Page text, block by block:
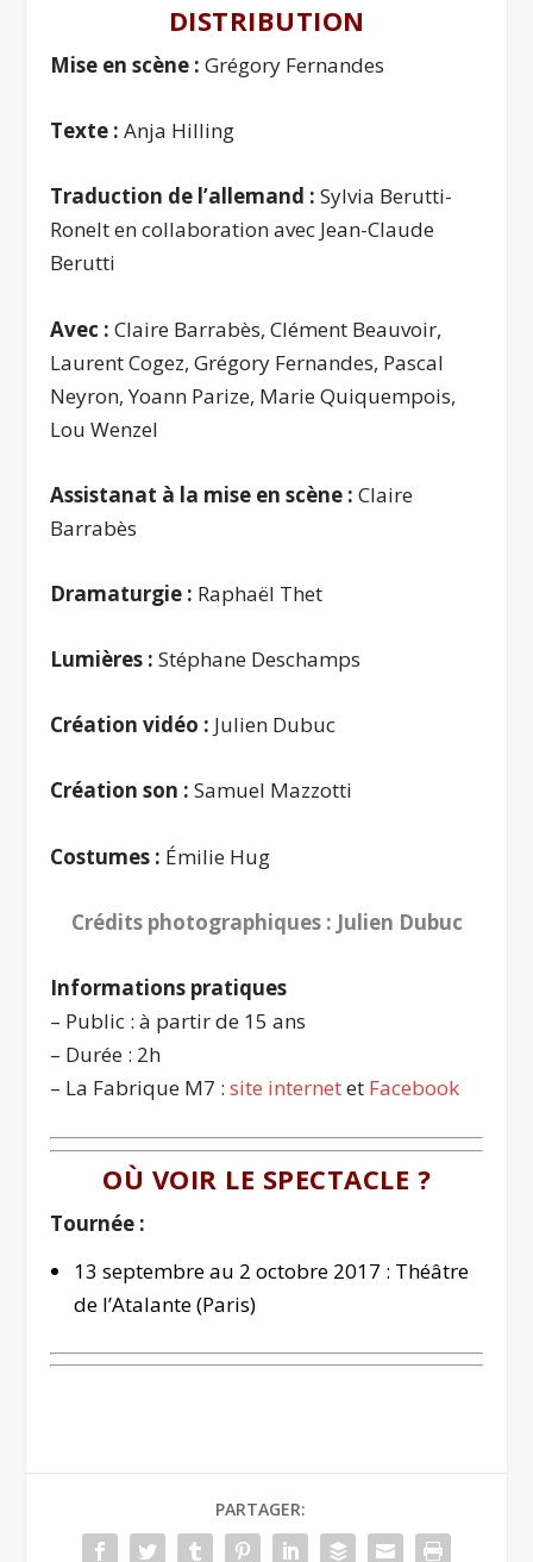
DISTRIBUTION
Mise en scène : Grégory Fernandes
Texte : Anja Hilling
Traduction de l’allemand : Sylvia Berutti-
Ronelt en collaboration avec Jean-Claude
Berutti
Avec :Claire Barrabès, Clément Beauvoir,
Laurent Cogez, Grégory Fernandes, Pascal
Neyron, Yoann Parize, Marie Quiquempois,
Lou Wenzel
Assistanat à la mise en scène : Claire
Barrabès
Dramaturgie : Raphaël Thet
Lumières : Stéphane Deschamps
Création vidéo : Julien Dubuc
Création son : Samuel Mazzotti
Costumes : Émilie Hug
Crédits photographiques : Julien Dubuc
Informations pratiques
– Public : à partir de 15 ans
– Durée : 2h
– La Fabrique M7 :site internetet Facebook
OÙ VOIR LE SPECTACLE ?
Tournée :
13 septembre au 2 octobre 2017 : Théâtre
de l’Atalante (Paris)
PARTAGER: